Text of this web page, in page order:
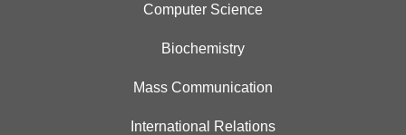
Computer Science
Biochemistry
Mass Communication
International Relations